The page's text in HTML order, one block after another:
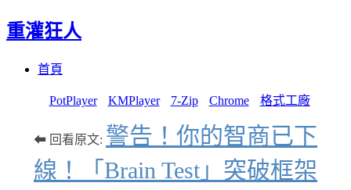
重灌狂人
首頁
PotPlayer KMPlayer 7-Zip Chrome 格式工廠
⬅ 回看原文: 警告！你的智商已下
線！「Brain Test」突破框架